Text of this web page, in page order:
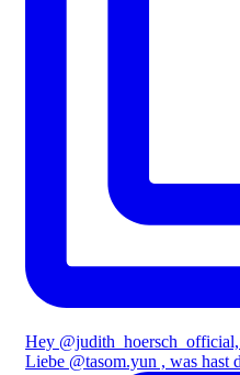
Hey
Liebe @tasom.yun , was hast